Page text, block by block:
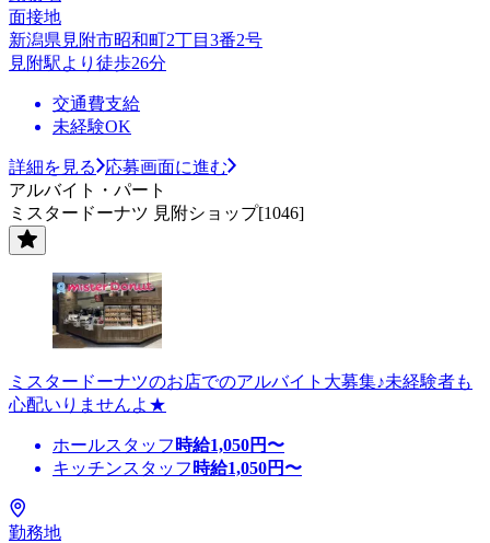
面接地
新潟県見附市昭和町2丁目3番2号
見附駅より徒歩26分
交通費支給
未経験OK
詳細を見る
応募画面に進む
アルバイト・パート
ミスタードーナツ 見附ショップ[1046]
ミスタードーナツのお店でのアルバイト大募集♪未経験者も
心配いりませんよ★
ホールスタッフ 時給1,050円〜
キッチンスタッフ 時給1,050円〜
勤務地